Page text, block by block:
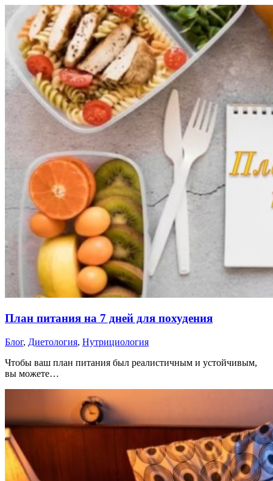
План питания на 7 дней для похудения
Блог, Диетология, Нутрициология
Чтобы ваш план питания был реалистичным и устойчивым,
вы можете…